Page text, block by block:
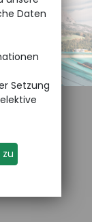
Bereich:
Daten
Setzung